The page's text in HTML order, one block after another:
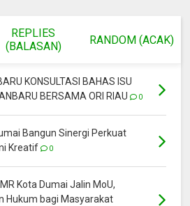
REPLIES
(BALASAN)
RANDOM (ACAK)
KONSULTASI BAHAS ISU
BERSAMA ORI RIAU
0
Bangun Sinergi Perkuat
Kreatif
0
Kota Dumai Jalin MoU,
Hukum bagi Masyarakat